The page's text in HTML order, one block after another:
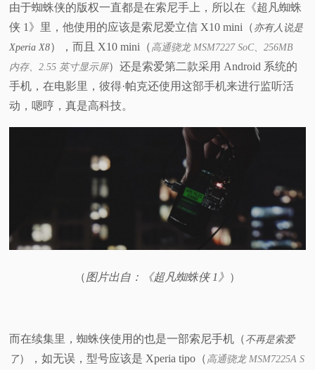
由于蜘蛛侠的版权一直都是在索尼手上，所以在《超凡蜘蛛
侠 1》里，他使用的应该是索尼爱立信 X10 mini（ 亦有人说是
Xperia X8），而且 X10 mini（ 高通骁龙 MSM7227 SoC、256MB
内存、2.55 英寸显示屏）还是索爱第二款采用 Android 系统的
手机，在电影里，彼得·帕克还使用这部手机来进行监听活
动，嗯哼，真是高科技。
（图片出自：《超凡蜘蛛侠 1》 ）
而在续集里，蜘蛛侠使用的也是一部索尼手机（ 不再是索爱
了），如无误，型号应该是 Xperia tipo（ 高通骁龙 MSM7225A S